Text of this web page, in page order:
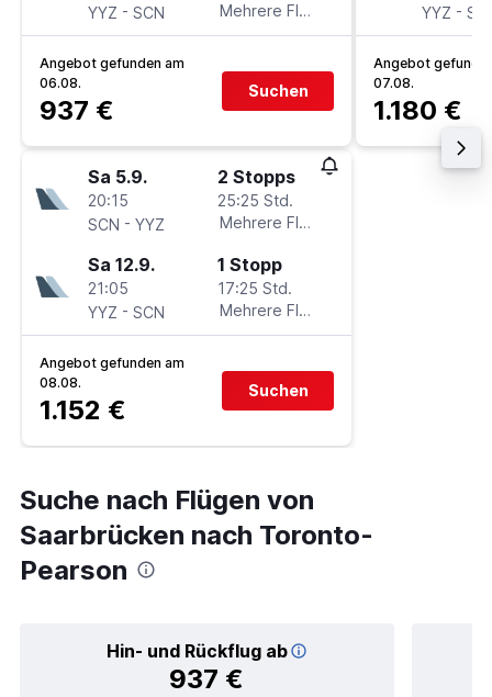
YYZ - SCN
Mehrere Fluglinien
Angebot gefunden am
06.08.
937 €
Suchen
Sa 5.9.
20:15
SCN - YYZ
2 Stopps
25:25 Std.
Mehrere Fluglinien
Sa 12.9.
21:05
YYZ - SCN
1 Stopp
17:25 Std.
Mehrere Fluglinien
Angebot gefunden am
08.08.
1.152 €
Suchen
YYZ -
Angebot
07.08.
1.180 €
Suche nach Flügen von
Saarbrücken nach Toronto-
Pearson
Hin- und Rückflug ab
937 €